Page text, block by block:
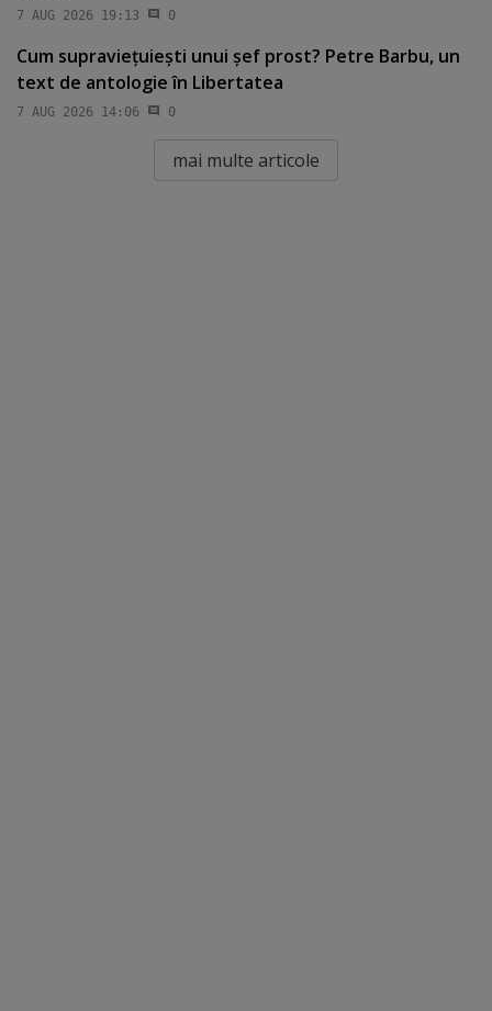
7 AUG 2026 19:13 0
Cum supravieţuieşti unui şef prost? Petre Barbu, un
text de antologie în Libertatea
7 AUG 2026 14:06 0
mai multe articole